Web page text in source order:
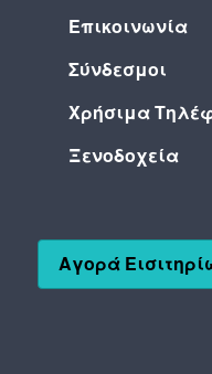
Επικοινωνία
Σύνδεσμοι
Χρήσιμα
Ξενοδοχεία
Αγορά